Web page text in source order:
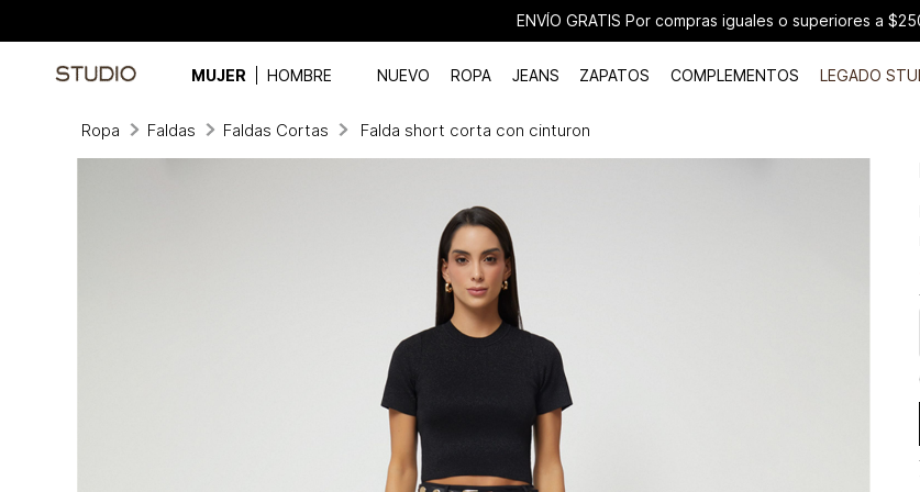
ENVÍO GRATIS Por compras iguales o superiores a
MUJER HOMBRE NUEVO ROPA JEANS ZAPATOS COMPLEMENTOS LEGADO
Ropa Faldas Faldas Cortas Falda short corta con cinturon